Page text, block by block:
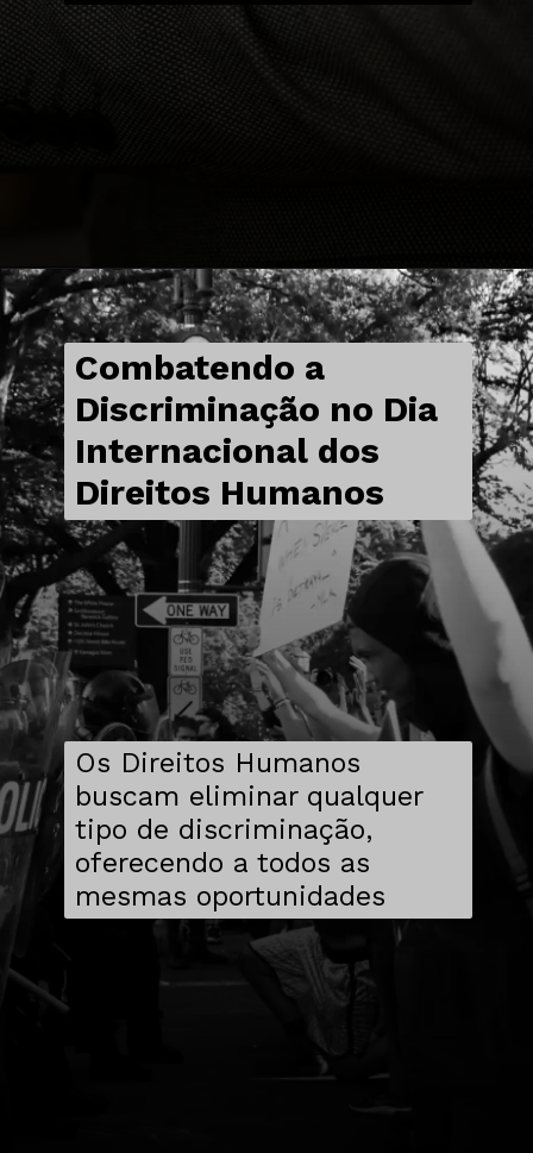
Combatendo a
Discriminação no Dia
Internacional dos
Direitos Humanos
Os Direitos Humanos
buscam eliminar qualquer
tipo de discriminação,
oferecendo a todos as
mesmas oportunidades